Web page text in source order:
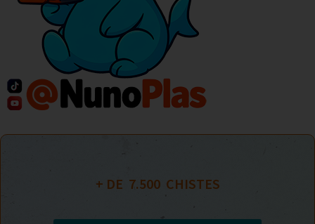
+ DE 7.500
  CHISTES